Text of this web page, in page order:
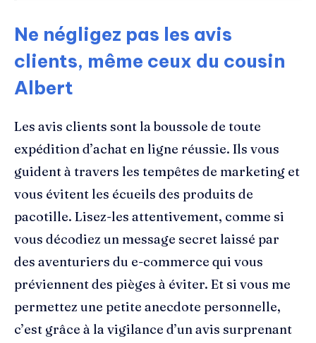
Ne négligez pas les avis
clients, même ceux du cousin
Albert
Les avis clients sont la boussole de toute
expédition d’achat en ligne réussie. Ils vous
guident à travers les tempêtes de marketing et
vous évitent les écueils des produits de
pacotille. Lisez-les attentivement, comme si
vous décodiez un message secret laissé par
des aventuriers du e-commerce qui vous
préviennent des pièges à éviter. Et si vous me
permettez une petite anecdote personnelle,
c’est grâce à la vigilance d’un avis surprenant